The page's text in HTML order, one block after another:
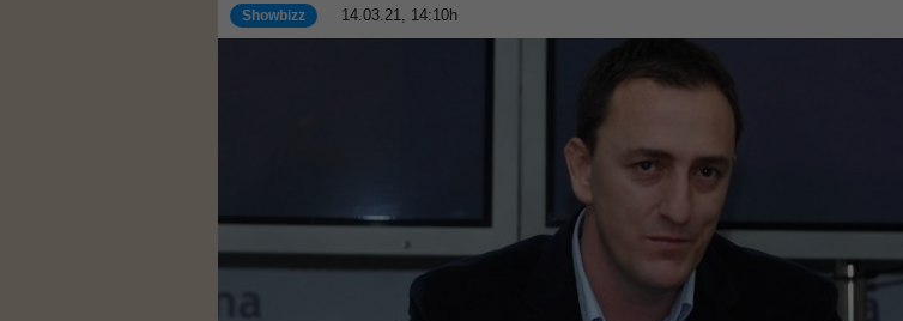
Showbizz 14.03.21, 14:10h